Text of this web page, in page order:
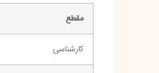
مقطع
کارشناسی